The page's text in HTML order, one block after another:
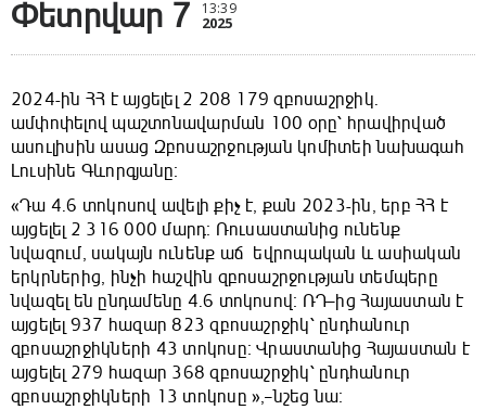
Փետրվար 7 13:39
2025
2024-ին ՀՀ է այցելել 2 208 179 զբոսաշրջիկ.
ամփոփելով պաշտոնավարման 100 օրը՝ հրավիրված
ասուլիսին ասաց Զբոսաշրջության կոմիտեի նախագահ
Լուսինե Գևորգյանը։
«Դա 4.6 տոկոսով ավելի քիչ է, քան 2023-ին, երբ ՀՀ է
այցելել 2 316 000 մարդ։ Ռուսաստանից ունենք
նվազում, սակայն ունենք աճ եվրոպական և ասիական
երկրներից, ինչի հաշվին զբոսաշրջության տեմպերը
նվազել են ընդամենը 4.6 տոկոսով։ ՌԴ–ից Հայաստան է
այցելել 937 հազար 823 զբոսաշրջիկ՝ ընդհանուր
զբոսաշրջիկների 43 տոկոսը։ Վրաստանից Հայաստան է
այցելել 279 հազար 368 զբոսաշրջիկ՝ ընդհանուր
զբոսաշրջիկների 13 տոկոսը »,–նշեց նա։